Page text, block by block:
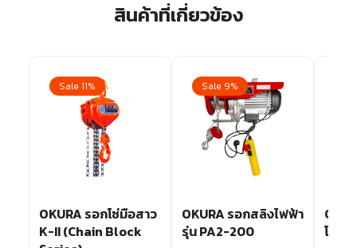
สินค้าที่เกี่ยวข้อง
Sale 11%
OKURA รอกโซ่มือสาว
K-II (Chain Block
Sale 9%
OKURA รอกสลิงไฟฟ้า
รุ่น PA2-200
โยก